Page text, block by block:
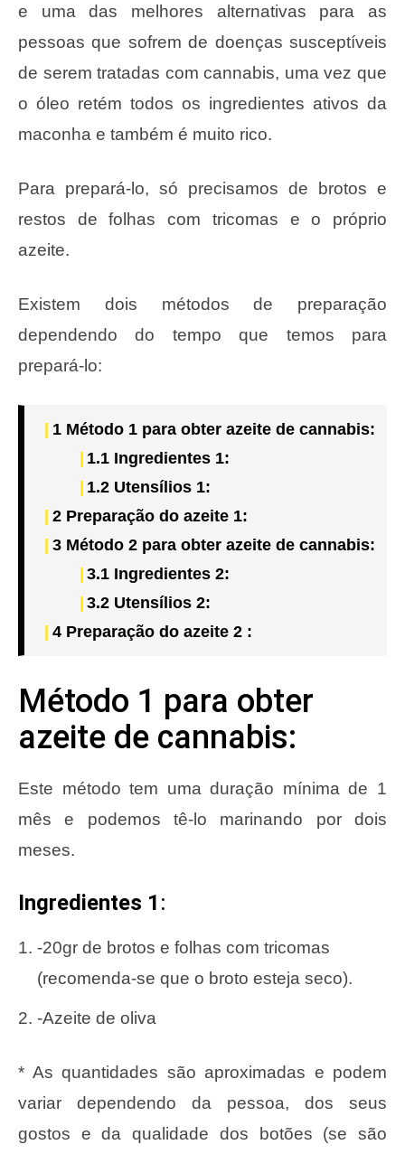
e uma das melhores alternativas para as
pessoas que sofrem de doenças susceptíveis
de serem tratadas com cannabis, uma vez que
o óleo retém todos os ingredientes ativos da
maconha e também é muito rico.
Para prepará-lo, só precisamos de brotos e
restos de folhas com tricomas e o próprio
azeite.
Existem dois métodos de preparação
dependendo do tempo que temos para
prepará-lo:
1Método 1 para obter azeite de cannabis:
1.1 Ingredientes 1:
1.2 Utensílios 1:
2Preparação do azeite 1:
3Método 2 para obter azeite de cannabis:
3.1 Ingredientes 2:
3.2 Utensílios 2:
4Preparação do azeite 2 :
Método 1 para obter
azeite de cannabis:
Este método tem uma duração mínima de 1
mês e podemos tê-lo marinando por dois
meses.
Ingredientes 1 :
-20gr de brotos e folhas com tricomas
(recomenda-se que o broto esteja seco).
-Azeite de oliva
* As quantidades são aproximadas e podem
variar dependendo da pessoa, dos seus
gostos e da qualidade dos botões (se são